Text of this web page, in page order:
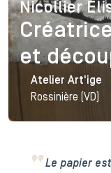
Nicollier
Nicollier
et
Atelier Art'ige
Rossinière (VD)
Le papier